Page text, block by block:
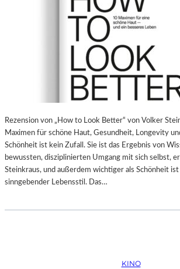
Rezension von „How to Look Better“ von Volker
Maximen für schöne Haut, Gesundheit, Longevity
Schönheit ist kein Zufall. Sie ist das Ergebnis von
bewussten, disziplinierten Umgang mit sich selbst,
Steinkraus, und außerdem wichtiger als Schönheit ist
sinngebender Lebensstil. Das…
KINO